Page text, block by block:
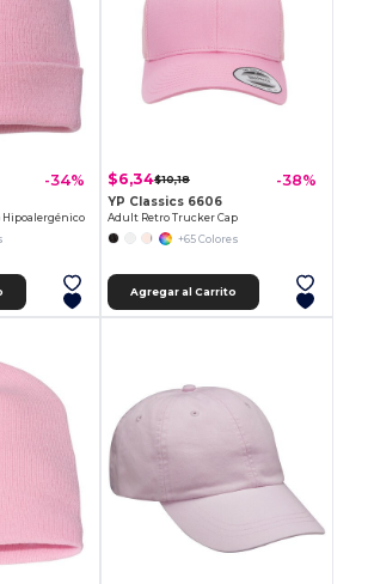
-34%
Hipoalergénico
$6,34$10,18 -38%
YP Classics 6606
Adult Retro Trucker Cap
+65 Colores
Agregar al Carrito